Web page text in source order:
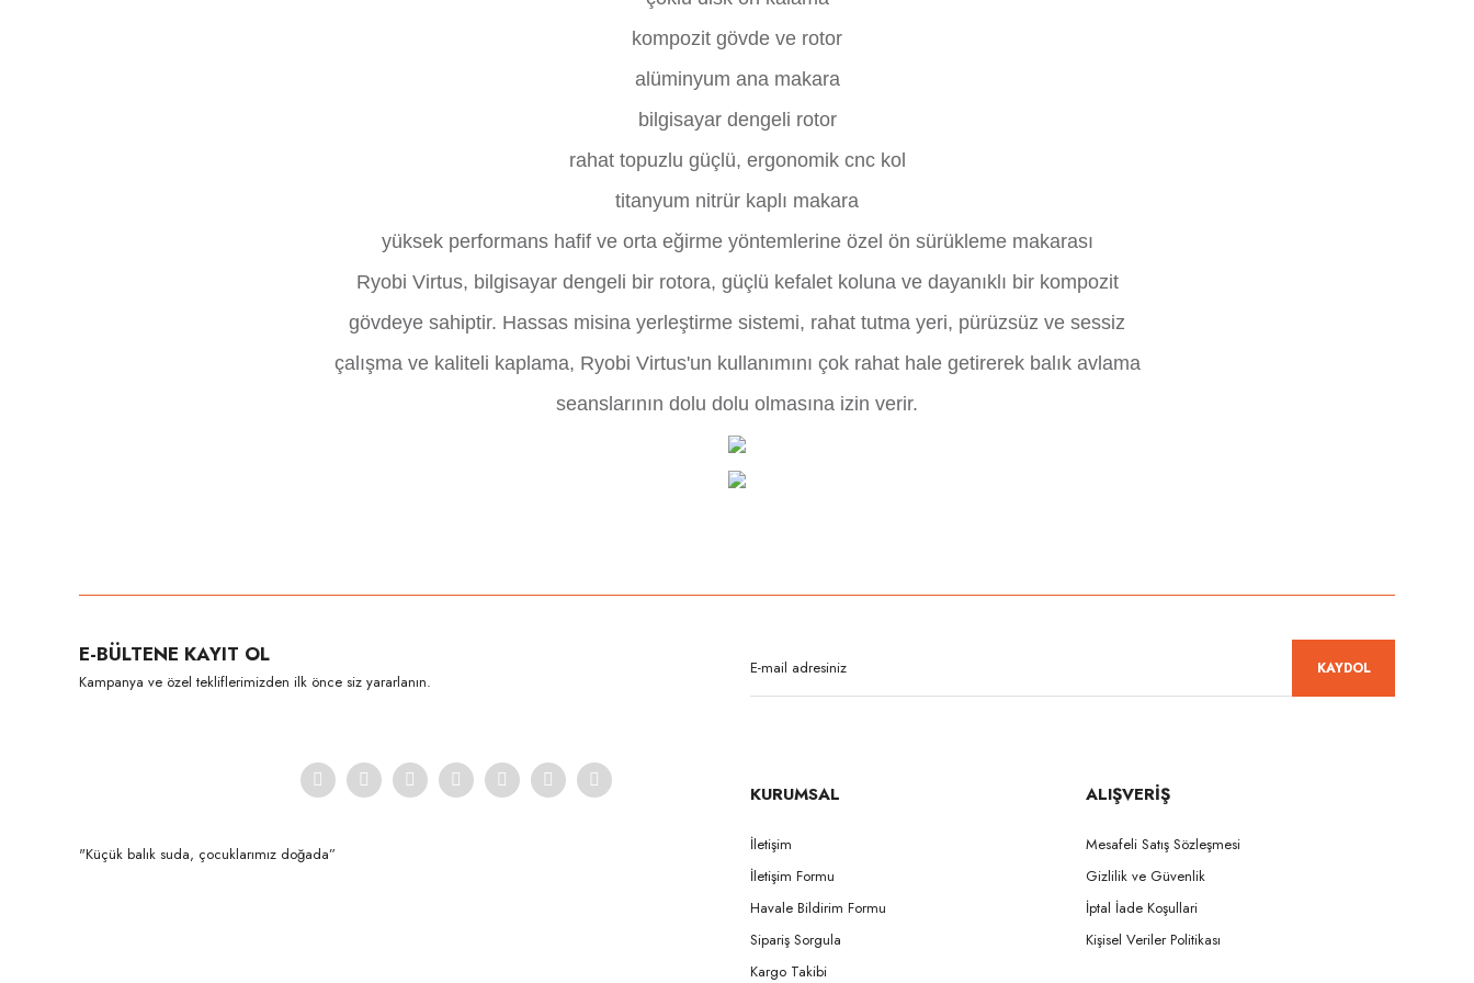
kompozit gövde ve rotor
alüminyum ana makara
bilgisayar dengeli rotor
rahat topuzlu güçlü, ergonomik cnc kol
titanyum nitrür kaplı makara
yüksek performans hafif ve orta eğirme yöntemlerine özel ön sürükleme makarası
Ryobi Virtus, bilgisayar dengeli bir rotora, güçlü kefalet koluna ve dayanıklı bir kompozit
gövdeye sahiptir. Hassas misina yerleştirme sistemi, rahat tutma yeri, pürüzsüz ve sessiz
çalışma ve kaliteli kaplama, Ryobi Virtus'un kullanımını çok rahat hale getirerek balık avlama
seanslarının dolu dolu olmasına izin verir.
Ürün açıklamasında eksik bilgiler bulunuyor.
Ürün bilgilerinde hatalar bulunuyor.
E-BÜLTENE KAYIT OL
Kampanya ve özel tekliflerimizden ilk önce siz yararlanın.
KAYDOL
"Küçük balık suda, çocuklarımız doğada”
KURUMSAL
İletişim
İletişim Formu
Havale Bildirim Formu
Sipariş Sorgula
Kargo Takibi
ALIŞVERİŞ
Mesafeli Satış Sözleşmesi
Gizlilik ve Güvenlik
İptal İade Koşullari
Kişisel Veriler Politikası